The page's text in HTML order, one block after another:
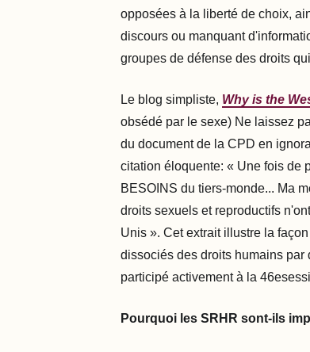
opposées à la liberté de choix,
discours ou manquant
groupes de défense des droits
Le blog simpliste, Why is the
obsédé par le sexe) Ne laissez
du document de la CPD en
citation éloquente: « Une fois de
BESOINS du tiers-monde... Ma
droits sexuels et reproductifs
Unis ». Cet extrait illustre la
dissociés des droits humains par
participé activement à la 46e
Pourquoi les SRHR sont-ils